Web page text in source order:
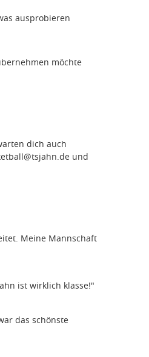
ausprobieren
möchte
dich auch
und
Meine Mannschaft
ist wirklich klasse!"
das schönste